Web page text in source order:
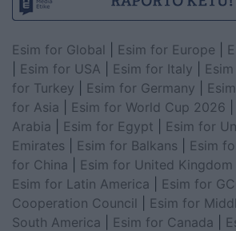
Esim for Global Esim for Europe
Esim for USA Esim for Italy
for Turkey
Esim for Germany
for Asia
Esim for World Cup 2026
Arabia
Esim for Egypt
Esim for
Emirates
Esim for Balkans Esim
for China
Esim for United Kingdom
Esim for Latin America
Esim for
Cooperation Council
Esim for
South America
Esim for Canada